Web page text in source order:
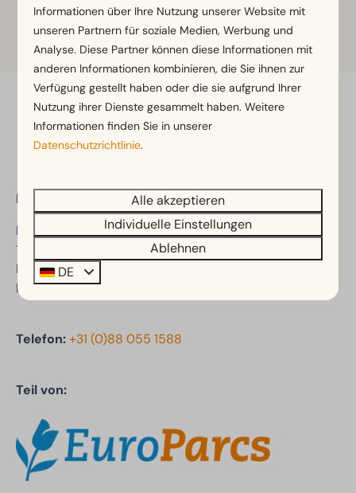
Weitere Informationen
Bezahl sicher
EuroParcs Enkhuizer Strand
Kooizandweg 12
1601 LK Enkhuizen
Nord-Holland
Niederlande
Telefon:+31 (0)88 055 1588
Teil von:
Informationen über Ihre Nutzung unserer Website mit
unseren Partnern für soziale Medien, Werbung und
Analyse. Diese Partner können diese Informationen mit
anderen Informationen kombinieren, die Sie ihnen zur
Verfügung gestellt haben oder die sie aufgrund Ihrer
Nutzung ihrer Dienste gesammelt haben. Weitere
Informationen finden Sie in unserer
Datenschutzrichtlinie.
Alle akzeptieren
Individuelle Einstellungen
Ablehnen
DE